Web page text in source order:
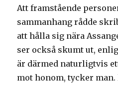
Att framstående
sammanhang rådde
att hålla sig nära
ser också skumt ut,
är därmed naturligtvis
mot honom, tycker